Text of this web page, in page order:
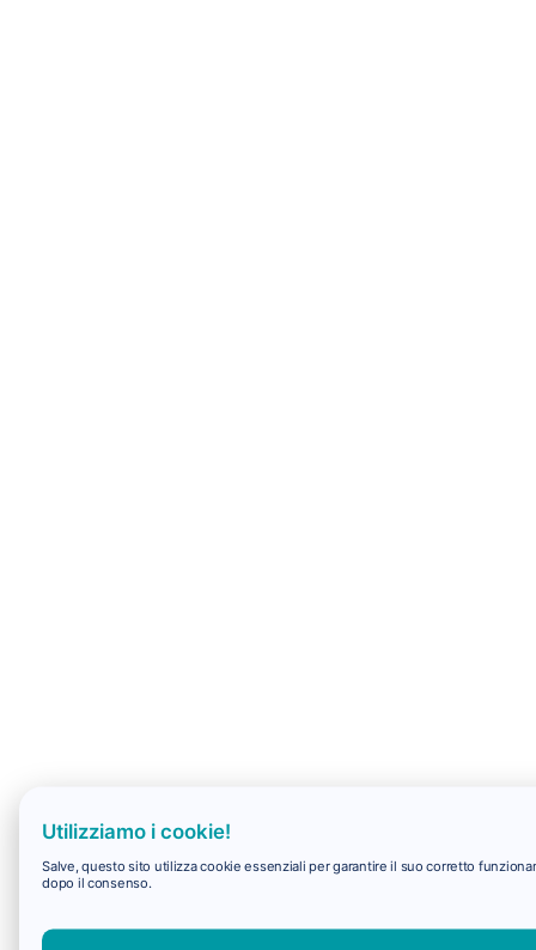
Utilizziamo i cookie!
Salve, questo sito utilizza cookie essenziali per garantire il suo corretto
dopo il consenso.